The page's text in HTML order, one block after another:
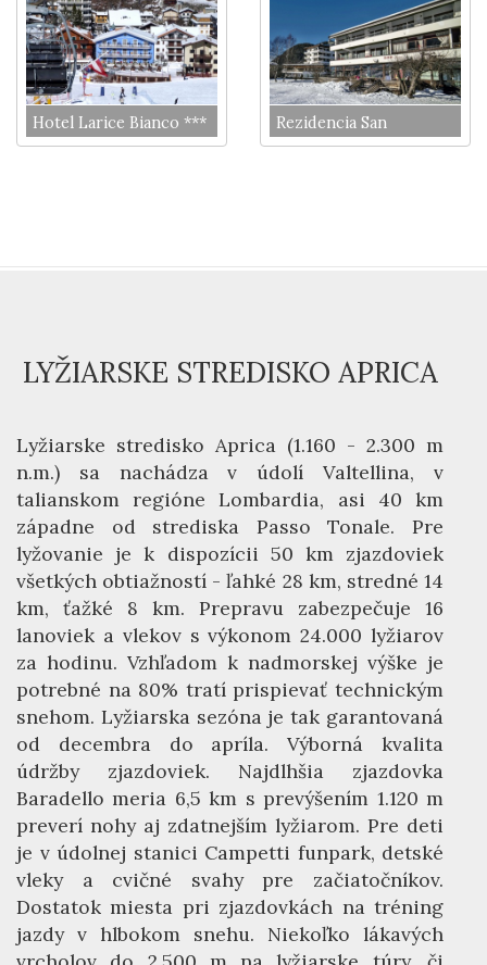
Hotel Larice Bianco ***
Rezidencia San
Lorenzo
LYŽIARSKE STREDISKO APRICA
Lyžiarske stredisko Aprica (1.160 - 2.300 m
n.m.) sa nachádza v údolí Valtellina, v
talianskom regióne Lombardia, asi 40 km
západne od strediska Passo Tonale. Pre
lyžovanie je k dispozícii 50 km zjazdoviek
všetkých obtiažností - ľahké 28 km, stredné 14
km, ťažké 8 km. Prepravu zabezpečuje 16
lanoviek a vlekov s výkonom 24.000 lyžiarov
za hodinu. Vzhľadom k nadmorskej výške je
potrebné na 80% tratí prispievať technickým
snehom. Lyžiarska sezóna je tak garantovaná
od decembra do apríla. Výborná kvalita
údržby zjazdoviek. Najdlhšia zjazdovka
Baradello meria 6,5 km s prevýšením 1.120 m
preverí nohy aj zdatnejším lyžiarom. Pre deti
je v údolnej stanici Campetti funpark, detské
vleky a cvičné svahy pre začiatočníkov.
Dostatok miesta pri zjazdovkách na tréning
jazdy v hlbokom snehu. Niekoľko lákavých